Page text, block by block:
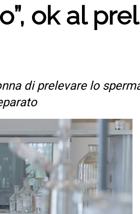
ok al
di prelevare lo